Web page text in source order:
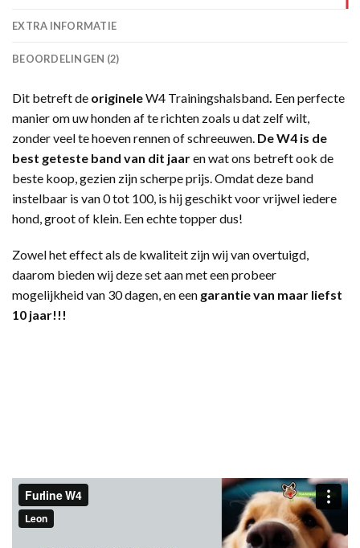
EXTRA INFORMATIE
BEOORDELINGEN (2)
Dit betreft de origineleW4 Trainingshalsband Een perfecte
manier om uw honden af te richten zoals u dat zelf wilt,
zonder veel te hoeven rennen of schreeuwen. De W4 is de
best geteste band van dit jaaren wat ons betreft ook de
beste koop, gezien zijn scherpe prijs. Omdat deze band
instelbaar is van 0 tot 100, is hij geschikt voor vrijwel iedere
hond, groot of klein. Een echte topper dus!
Zowel het effect als de kwaliteit zijn wij van overtuigd,
daarom bieden wij deze set aan met een probeer
mogelijkheid van 30 dagen, en een garantie van maar liefst
10 jaar!!!